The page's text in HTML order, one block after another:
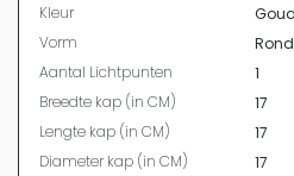
Kleur
Vorm
Rond
Aantal Lichtpunten
1
Breedte kap (in CM)
17
Lengte kap (in CM)
17
Diameter kap (in CM)
17